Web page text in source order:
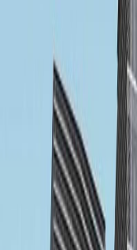
Akses internet
Kontrol suhu
Tampilkan
Lokasi